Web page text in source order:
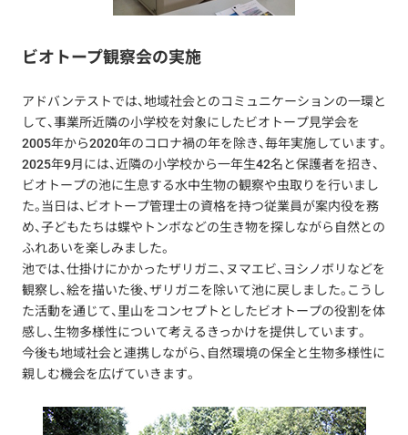
ビオトープ観察会の実施
アドバンテストでは、地域社会とのコミュニケーションの一環と
して、事業所近隣の小学校を対象にしたビオトープ見学会を
2005年から2020年のコロナ禍の年を除き、毎年実施しています。
2025年9月には、近隣の小学校から一年生42名と保護者を招き、
ビオトープの池に生息する水中生物の観察や虫取りを行いまし
た。当日は、ビオトープ管理士の資格を持つ従業員が案内役を務
め、子どもたちは蝶やトンボなどの生き物を探しながら自然との
ふれあいを楽しみました。
池では、仕掛けにかかったザリガニ、ヌマエビ、ヨシノボリなどを
観察し、絵を描いた後、ザリガニを除いて池に戻しました。こうし
た活動を通じて、里山をコンセプトとしたビオトープの役割を体
感し、生物多様性について考えるきっかけを提供しています。
今後も地域社会と連携しながら、自然環境の保全と生物多様性に
親しむ機会を広げていきます。